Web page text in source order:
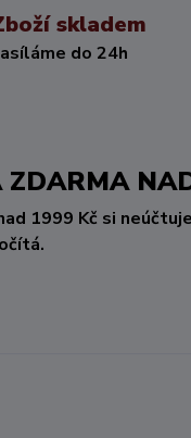
skladem
do 24h
ZDARMA
1999 Kč si